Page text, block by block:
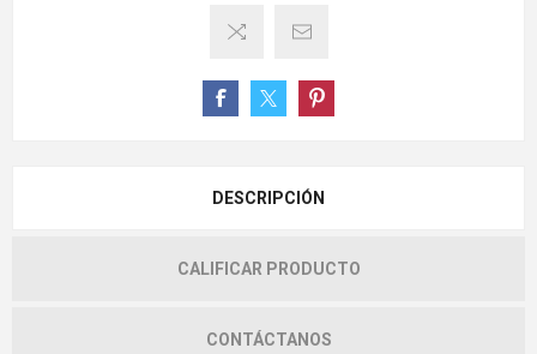
DESCRIPCIÓN
CALIFICAR PRODUCTO
CONTÁCTANOS